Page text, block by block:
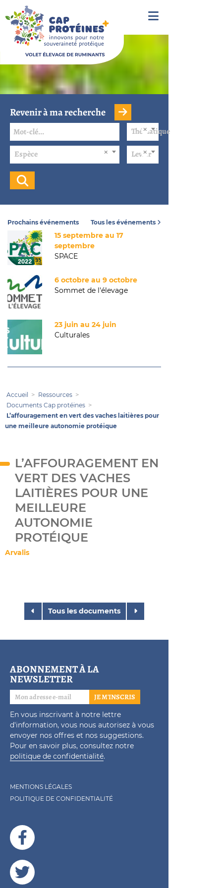
Revenir à ma recherche
Thématique
Espèce Levier
Prochains événements
15 septembre au 17
septembre
SPACE
6 octobre au 9 octobre
Sommet de l'élevage
23 juin au 24 juin
Culturales
Tous les événements
Accueil
Ressources
Documents Cap protéines
L’affouragement en vert des vaches laitières pour
une meilleure autonomie protéique
L’AFFOURAGEMENT EN
VERT DES VACHES
LAITIÈRES POUR UNE
MEILLEURE
AUTONOMIE
PROTÉIQUE
Arvalis
Tous les documents
ABONNEMENT À LA
NEWSLETTER
JE M'INSCRIS
En vous inscrivant à notre lettre
d'information, vous nous autorisez à vous
envoyer nos offres et nos suggestions.
Pour en savoir plus, consultez notre
politique de confidentialité.
MENTIONS LÉGALES
POLITIQUE DE CONFIDENTIALITÉ